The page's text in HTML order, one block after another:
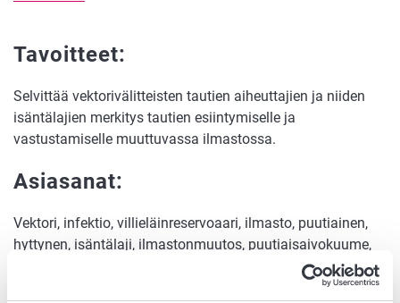
Tavoitteet:
Selvittää vektorivälitteisten tautien aiheuttajien ja niiden
isäntälajien merkitys tautien esiintymiselle ja
vastustamiselle muuttuvassa ilmastossa.
Asiasanat:
Vektori, infektio, villieläinreservoaari, ilmasto, puutiainen,
hyttynen, isäntälaji, ilmastonmuutos, puutiaisaivokuume,
borrelia, West Nile -virus, arbovirus, mallintaminen,